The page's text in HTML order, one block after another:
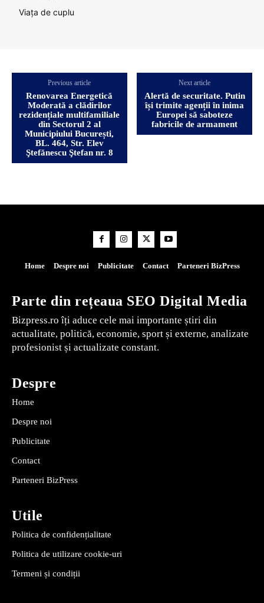
Viața de cuplu
Previous article
Renovarea Energetică
Moderată a clădirilor
rezidențiale multifamiliale
din Sectorul 2 al
Municipiului București,
BL. 464, Str. Elev
Ştefănescu Ştefan nr. 8
Next article
Alertă de securitate. Putin
își trimite agenții în inima
Europei să saboteze
fabricile de armament
Home Despre noi Publicitate Contact Parteneri BizPress
Parte din rețeaua SEO Digital Media
Bizpress.ro îți aduce cele mai importante știri din
actualitate, politică, economie, sport și externe, analizate
profesionist și actualizate constant.
Despre
Home
Despre noi
Publicitate
Contact
Parteneri BizPress
Utile
Politica de confidențialitate
Politica de utilizare cookie-uri
Termeni și condiții